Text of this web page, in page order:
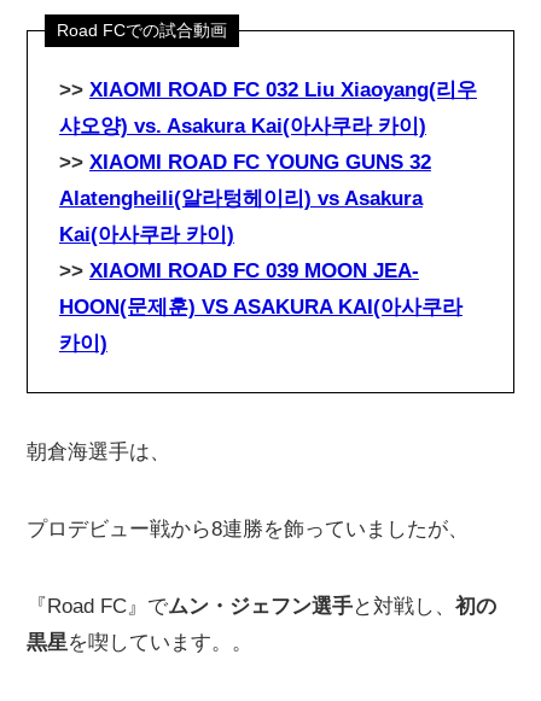
>> XIAOMI ROAD FC 032 Liu Xiaoyang(리우
샤오양) vs. Asakura Kai(아사쿠라 카이)
>> XIAOMI ROAD FC YOUNG GUNS 32
Alatengheili(알라텅헤이리) vs Asakura
Kai(아사쿠라 카이)
>> XIAOMI ROAD FC 039 MOON JEA-
HOON(문제훈) VS ASAKURA KAI(아사쿠라
카이)
朝倉海選手は、
プロデビュー戦から8連勝を飾っていましたが、
『Road FC』でムン・ジェフン選手と対戦し、初の
黒星を喫しています。。